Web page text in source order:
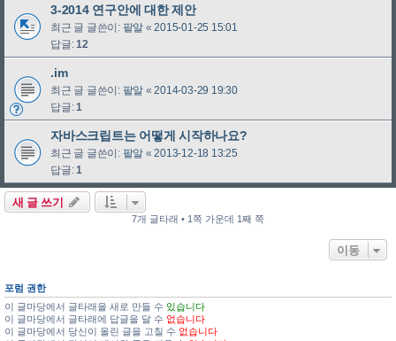
3-2014 연구안에 대한 제안
최근 글 글쓴이: 팥알 «2015-01-25 15:01
답글:12
.im
최근 글 글쓴이: 팥알 «2014-03-29 19:30
답글:1
자바스크립트는 어떻게 시작하나요?
최근 글 글쓴이: 팥알 «2013-12-18 13:25
답글:1
새 글 쓰기
7개 글타래 • 1쪽 가운데 1째 쪽
이동
포럼 권한
이 글마당에서 글타래을 새로 만들 수 있습니다
이 글마당에서 글타래에 답글을 달 수 없습니다
이 글마당에서 당신이 올린 글을 고칠 수 없습니다